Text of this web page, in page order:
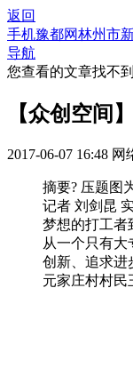
返回
手机豫都网林州市
导航
您查看的文章找不
【众创空间
2017-06-07 16:48 网
摘要? 压题图
记者 刘剑昆
梦想的打工者
从一个只有
创新、追求进
元家庄村村民